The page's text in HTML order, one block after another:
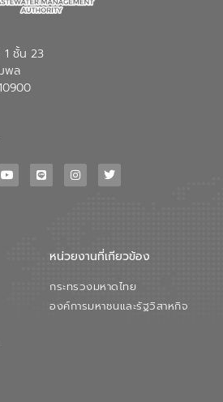
1 ชั้น 23
พล
หน่วยงานที่เกียวข้อง
กระทรวงมหาดไทย
องค์การมหาชนและรัฐวิสาหกิจ